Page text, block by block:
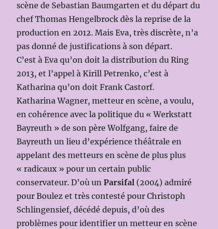
scène de Sebastian Baumgarten et du départ du
chef Thomas Hengelbrock dès la reprise de la
production en 2012. Mais Eva, très discrète, n’a
pas donné de justifications à son départ.
C’est à Eva qu’on doit la distribution du Ring
2013, et l’appel à Kirill Petrenko, c’est à
Katharina qu’on doit Frank Castorf.
Katharina Wagner, metteur en scène, a voulu,
en cohérence avec la politique du « Werkstatt
Bayreuth » de son père Wolfgang, faire de
Bayreuth un lieu d’expérience théâtrale en
appelant des metteurs en scène de plus plus
« radicaux » pour un certain public
conservateur. D’où unParsifal (2004) admiré
pour Boulez et très contesté pour Christoph
Schlingensief, décédé depuis, d’où des
problèmes pour identifier un metteur en scène